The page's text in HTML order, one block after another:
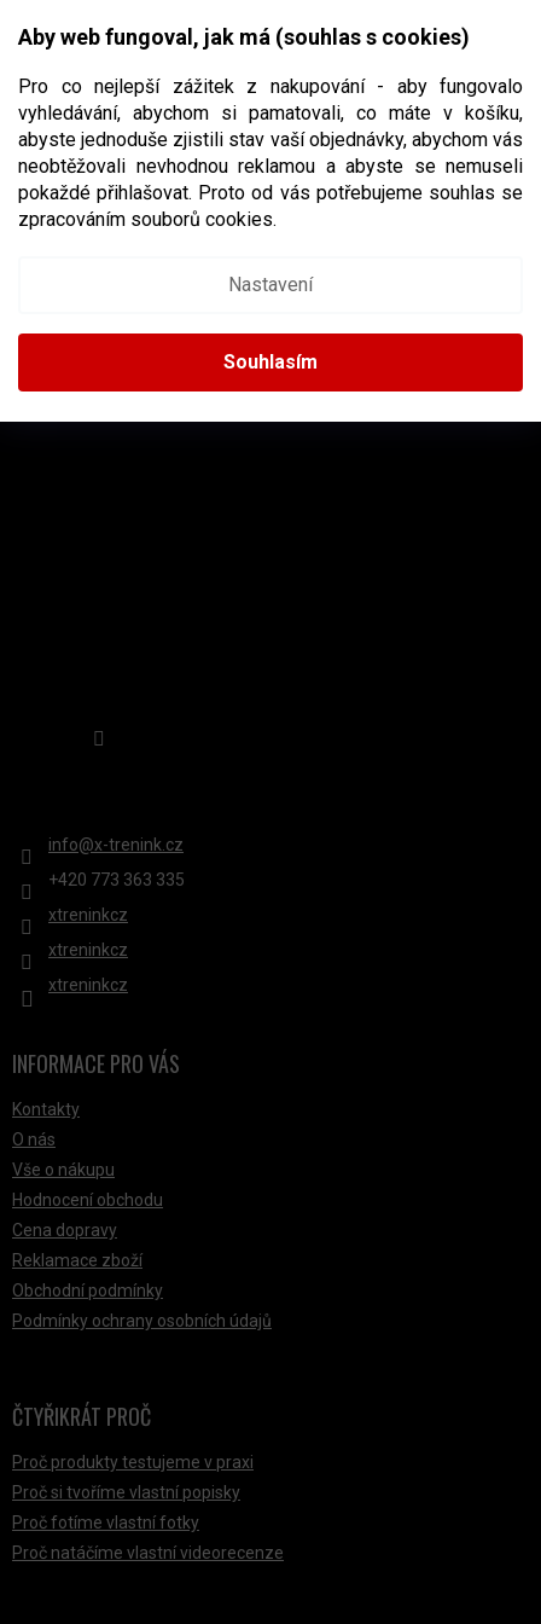
Aby web fungoval, jak má (souhlas s cookies)
Pro co nejlepší zážitek z nakupování - aby fungovalo
vyhledávání, abychom si pamatovali, co máte v košíku,
abyste jednoduše zjistili stav vaší objednávky, abychom vás
neobtěžovali nevhodnou reklamou a abyste se nemuseli
pokaždé přihlašovat. Proto od vás potřebujeme souhlas se
zpracováním souborů cookies.
Nastavení
Souhlasím
CZK
NÁKUPNÍ
NOVATO
Novatonebyly nalezeny...
AINSTAGRAM
info@x-trenink.cz
+420 ‭773 363 335
xtreninkcz
xtreninkcz
xtreninkcz
INFORMACE PRO VÁS
Kontakty
O nás
Vše o nákupu
Hodnocení obchodu
Cena dopravy
Reklamace zboží
Obchodní podmínky
Podmínky ochrany osobních údajů
ČTYŘIKRÁT PROČ
Proč produkty testujeme v praxi
Proč si tvoříme vlastní popisky
Proč fotíme vlastní fotky
Proč natáčíme vlastní videorecenze